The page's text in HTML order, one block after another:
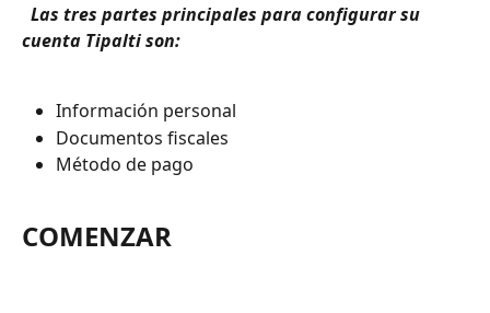
Las tres partes principales para configurar su
cuenta Tipalti son:
Información personal
Documentos fiscales
Método de pago
COMENZAR